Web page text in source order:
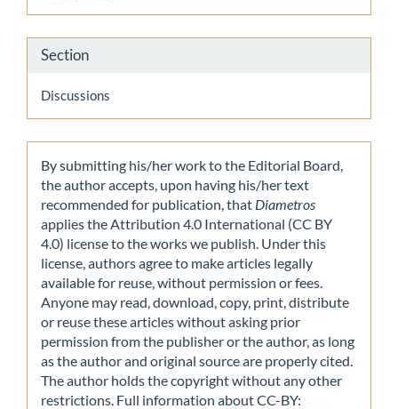
Section
Discussions
By submitting his/her work to the Editorial Board,
the author accepts, upon having his/her text
recommended for publication, that Diametros
applies the Attribution 4.0 International (CC BY
4.0) license to the works we publish. Under this
license, authors agree to make articles legally
available for reuse, without permission or fees.
Anyone may read, download, copy, print, distribute
or reuse these articles without asking prior
permission from the publisher or the author, as long
as the author and original source are properly cited.
The author holds the copyright without any other
restrictions. Full information about CC-BY: